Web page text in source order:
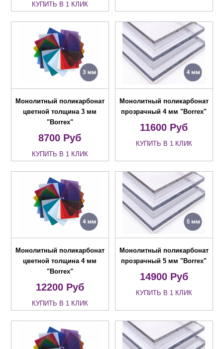
КУПИТЬ В 1 КЛИК
Монолитный поликарбонат
цветной толщина 3 мм
"Borrex"
8700 Руб
КУПИТЬ В 1 КЛИК
Монолитный поликарбонат
прозрачный 4 мм "Borrex"
11600 Руб
КУПИТЬ В 1 КЛИК
Монолитный поликарбонат
цветной толщина 4 мм
"Borrex"
12200Руб
КУПИТЬ В 1 КЛИК
Монолитный поликарбонат
прозрачный 5 мм "Borrex"
14900Руб
КУПИТЬ В 1 КЛИК